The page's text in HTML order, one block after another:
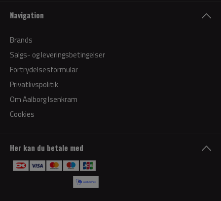
Navigation
Brands
Salgs- og leveringsbetingelser
Fortrydelsesformular
Privatlivspolitik
Om Aalborg Isenkram
Cookies
Her kan du betale med